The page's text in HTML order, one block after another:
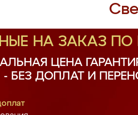
НА ЗАКАЗ
ЦЕНА
БЕЗ ДОПЛАТ И